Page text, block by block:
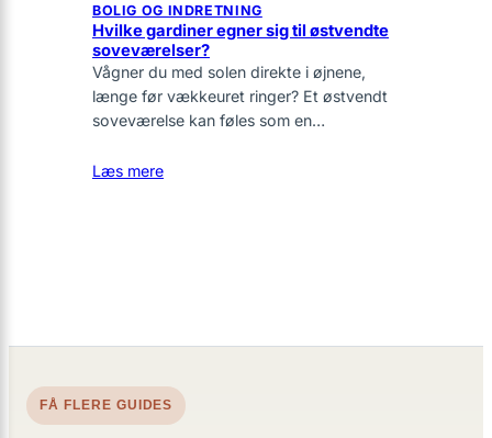
BOLIG OG INDRETNING
Hvilke gardiner egner sig til østvendte
soveværelser?
Vågner du med solen direkte i øjnene,
længe før vækkeuret ringer? Et østvendt
soveværelse kan føles som en…
Læs mere
FÅ FLERE GUIDES